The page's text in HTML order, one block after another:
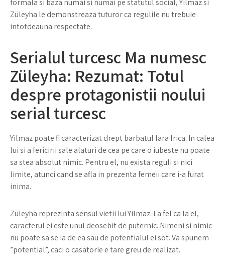
formala si baza numai si numai pe statutul social, Yilmaz si
Züleyha le demonstreaza tuturor ca regulile nu trebuie
intotdeauna respectate.
Serialul turcesc Ma numesc
Züleyha: Rezumat: Totul
despre protagonistii noului
serial turcesc
Yilmaz poate fi caracterizat drept barbatul fara frica. In calea
lui si a fericirii sale alaturi de cea pe care o iubeste nu poate
sa stea absolut nimic. Pentru el, nu exista reguli si nici
limite, atunci cand se afla in prezenta femeii care i-a furat
inima.
Züleyha reprezinta sensul vietii lui Yilmaz. La fel ca la el,
caracterul ei este unul deosebit de puternic. Nimeni si nimic
nu poate sa se ia de ea sau de potentialul ei sot. Va spunem
”potential”, caci o casatorie e tare greu de realizat.